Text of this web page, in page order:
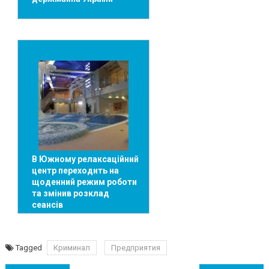
В Южному релаксаційний
центр переходить на
щоденний режим роботи
та змінив розклад
сеансів
Tagged Криминал Предприятия